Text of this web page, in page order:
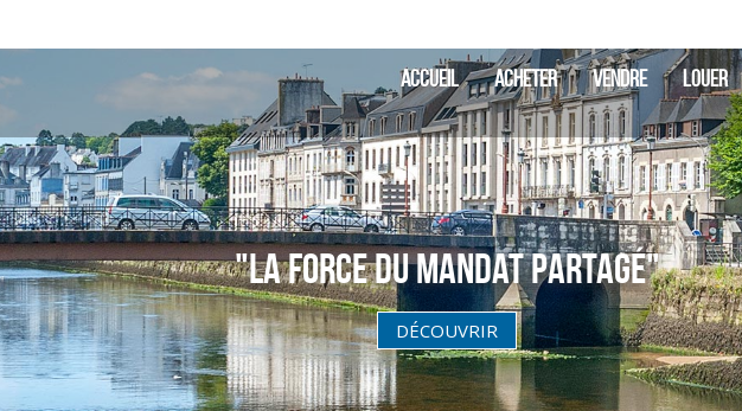
ACCUEIL ACHETER VENDRE LOUER
"La Force du Mandat partagé"
DÉCOUVRIR